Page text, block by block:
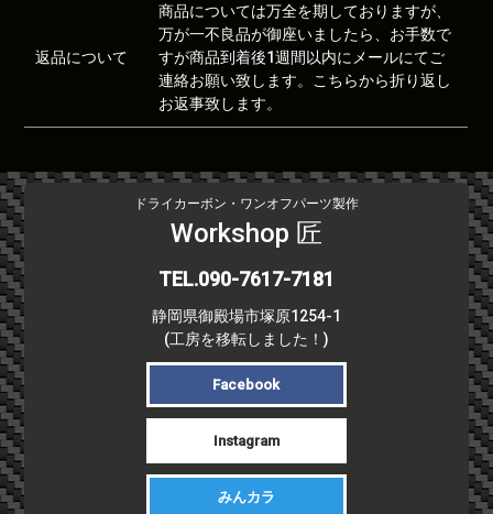
返品について
商品については万全を期しておりますが、
万が一不良品が御座いましたら、お手数で
すが商品到着後1週間以内にメールにてご
連絡お願い致します。こちらから折り返し
お返事致します。
ドライカーボン・ワンオフパーツ製作
Workshop 匠
TEL.090-7617-7181
静岡県御殿場市塚原1254-1
(工房を移転しました！)
Facebook
Instagram
みんカラ